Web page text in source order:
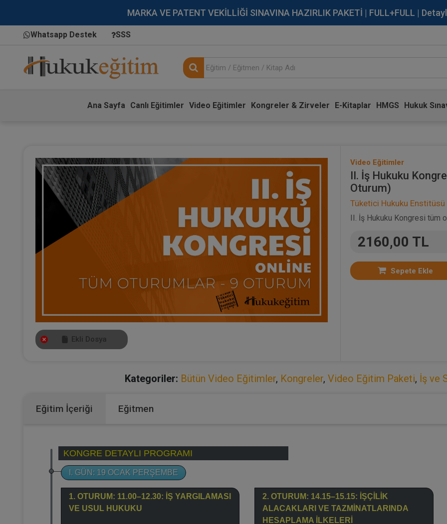
MARKA VE PATENT VEKİLLİĞİ SINAVINA HAZIRLIK PAKETİ | FULL+FULL |
Whatsapp Destek SSS
Ana Sayfa Canlı Eğitimler Video Eğitimler Kongreler & Zirveler E-Kitaplar HMGS Hukuk
Ekli Dosya
Video Eğitimler
II. İş Hukuku
Oturum)
Tüketici Hukuku Enstitüsü
II. İş Hukuku Kongresi tüm
2160,00 TL
Sepete Ekle
Kategoriler: Bütün Video Eğitimler, Kongreler, Video Eğitim Paketi, İş ve
Eğitim İçeriği Eğitmen
KONGRE DETAYLI PROGRAMI
I. GÜN: 19 OCAK PERŞEMBE
1. OTURUM: 11.00–12.30: İŞ YARGILAMASI
VE USUL HUKUKU
2. OTURUM: 14.15–15.15: İŞÇİLİK
ALACAKLARI VE TAZMİNATLARINDA
HESAPLAMA İLKELERİ